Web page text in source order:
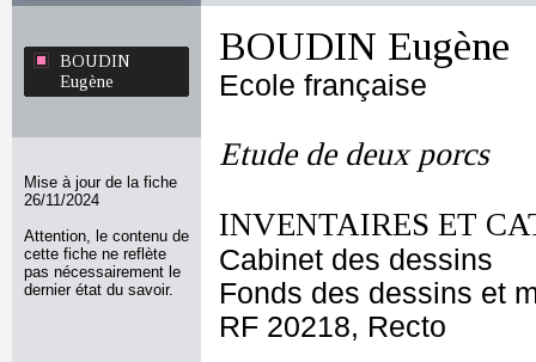
BOUDIN
Eugène
Mise à jour de la fiche
26/11/2024
Attention, le contenu de
cette fiche ne reflète
pas nécessairement le
dernier état du savoir.
BOUDIN Eugène
Ecole française
Etude de deux porcs
INVENTAIRES ET
Cabinet des dessins
Fonds des dessins et
RF 20218, Recto